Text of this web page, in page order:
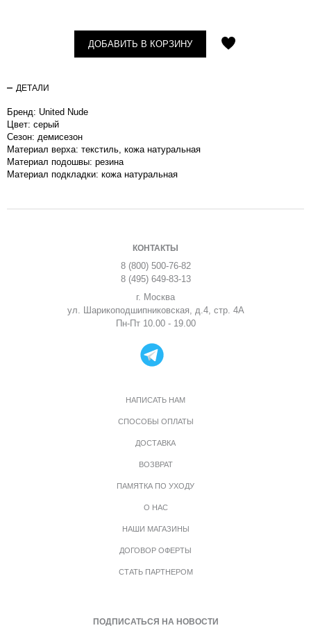
ДОБАВИТЬ В КОРЗИНУ
ДЕТАЛИ
Бренд: United Nude
Цвет: серый
Сезон: демисезон
Материал верха: текстиль, кожа натуральная
Материал подошвы: резина
Материал подкладки: кожа натуральная
КОНТАКТЫ
8 (800) 500-76-82
8 (495) 649-83-13
г. Москва
ул. Шарикоподшипниковская, д.4, стр. 4А
Пн-Пт 10.00 - 19.00
НАПИСАТЬ НАМ
СПОСОБЫ ОПЛАТЫ
ДОСТАВКА
ВОЗВРАТ
ПАМЯТКА ПО УХОДУ
О НАС
НАШИ МАГАЗИНЫ
ДОГОВОР ОФЕРТЫ
СТАТЬ ПАРТНЕРОМ
ПОДПИСАТЬСЯ НА НОВОСТИ